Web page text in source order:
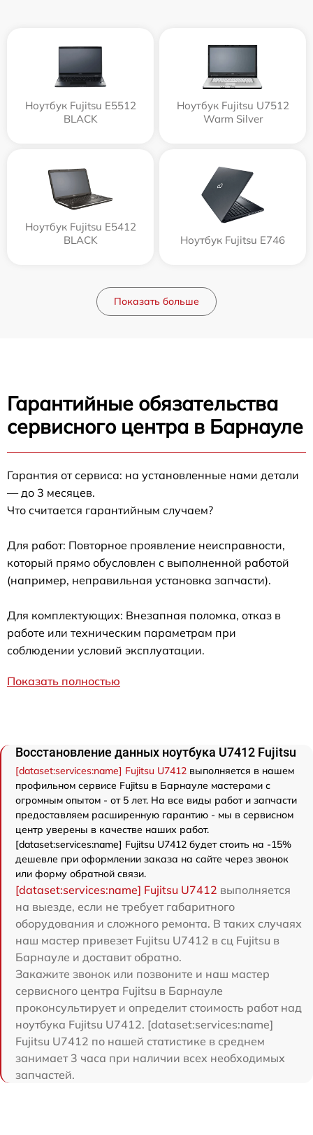
Ноутбук Fujitsu E5512
BLACK
Ноутбук Fujitsu U7512
Warm Silver
Ноутбук Fujitsu E5412
BLACK
Ноутбук Fujitsu E746
Показать больше
Гарантийные обязательства
сервисного центра в Барнауле
Гарантия от сервиса: на установленные нами детали
— до 3 месяцев.
Что считается гарантийным случаем?
Для работ: Повторное проявление неисправности,
который прямо обусловлен с выполненной работой
(например, неправильная установка запчасти).
Для комплектующих: Внезапная поломка, отказ в
работе или техническим параметрам при
соблюдении условий эксплуатации.
Показать полностью
Восстановление данных ноутбука U7412 Fujitsu
[dataset:services:name] Fujitsu U7412 выполняется в нашем
профильном сервисе Fujitsu в Барнауле мастерами с
огромным опытом - от 5 лет. На все виды работ и запчасти
предоставляем расширенную гарантию - мы в сервисном
центр уверены в качестве наших работ.
[dataset:services:name] Fujitsu U7412 будет стоить на -15%
дешевле при оформлении заказа на сайте через звонок
или форму обратной связи.
[dataset:services:name] Fujitsu U7412 выполняется
на выезде, если не требует габаритного
оборудования и сложного ремонта. В таких случаях
наш мастер привезет Fujitsu U7412 в сц Fujitsu в
Барнауле и доставит обратно.
Закажите звонок или позвоните и наш мастер
сервисного центра Fujitsu в Барнауле
проконсультирует и определит стоимость работ над
ноутбука Fujitsu U7412. [dataset:services:name]
Fujitsu U7412 по нашей статистике в среднем
занимает 3 часа при наличии всех необходимых
запчастей.